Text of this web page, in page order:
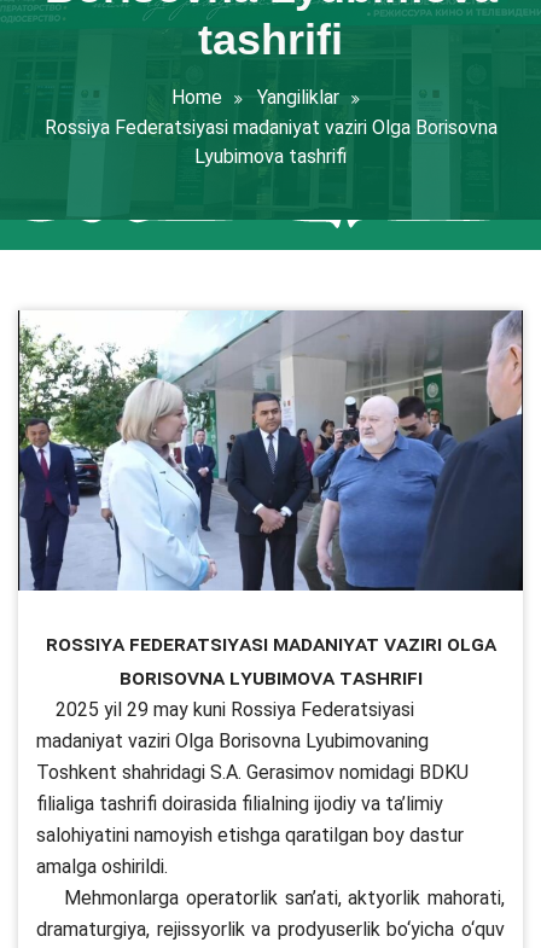
tashrifi
Home
Yangiliklar
Rossiya Federatsiyasi madaniyat vaziri Olga Borisovna
Lyubimova tashrifi
Rossiya Federatsiyasi madaniyat vaziri Olga
Borisovna Lyubimova tashrifi
2025 yil 29 may kuni Rossiya Federatsiyasi
madaniyat vaziri Olga Borisovna Lyubimovaning
Toshkent shahridagi S.A. Gerasimov nomidagi BDKU
filialiga tashrifi doirasida filialning ijodiy va ta’limiy
salohiyatini namoyish etishga qaratilgan boy dastur
amalga oshirildi.
Mehmonlarga operatorlik san’ati, aktyorlik mahorati,
dramaturgiya, rejissyorlik va prodyuserlik bo‘yicha o‘quv